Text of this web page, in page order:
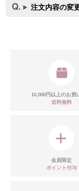
注文内容の変
10,000円以上のお買
送料無料
会員限定
ポイント付与